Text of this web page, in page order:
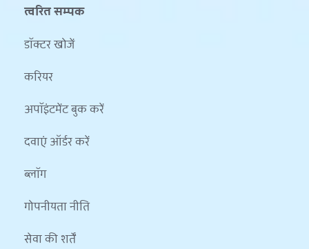
त्वरित सम्पक
डॉक्टर खोजें
करियर
अपॉइंटमेंट बुक करें
दवाएं ऑर्डर करें
ब्लॉग
गोपनीयता नीति
सेवा की शर्तें